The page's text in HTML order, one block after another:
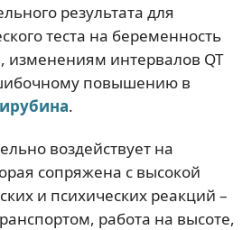
результата для
теста на беременность
интервалов QT
повышению в
.
воздействует на
сопряжена с высокой
и психических реакций –
работа на высоте,